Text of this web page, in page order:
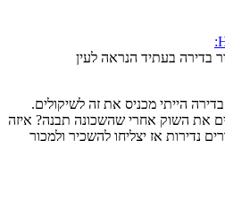
בדירה בעתיד הנראה לעין
הייתי מכניס את זה לשיקולים.
את השוק אחרי שהשכונה תבנה? איזה
יהיו בעודף? אם 3 ו- 5 חדרים נדירות אז יצליחו להשכיר ולמכור